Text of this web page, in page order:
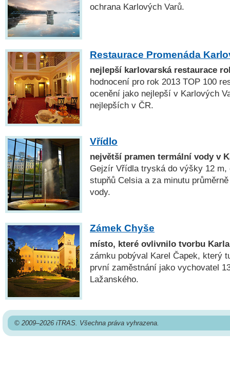
ochrana Karlových Varů.
Restaurace Promenáda
nejlepší karlovarská restaurace
hodnocení pro rok 2013 TOP 100
ocenění jako nejlepší v Karlových
nejlepších v ČR.
Vřídlo
největší pramen termální vody v
Gejzír Vřídla tryská do výšky 12 m,
stupňů Celsia a za minutu
vody.
Zámek Chyše
místo, které ovlivnilo tvorbu Karla
zámku pobýval Karel Čapek, který
první zaměstnání jako vychovatel
Lažanského.
© 2009–2026 iTRAS. Všechna práva vyhrazena.